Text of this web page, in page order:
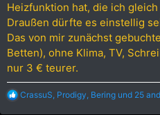
Heizfunktion hat, die ich
Draußen dürfte es einstellig
Das von mir zunächst
Betten), ohne Klima, TV,
nur 3 € teurer.
R
CrassuS, Prodigy, Bering und 25